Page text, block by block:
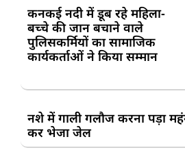
कनकई नदी में डूब रहे महिला-
बच्चे की जान बचाने वाले
पुलिसकर्मियों का सामाजिक
कार्यकर्ताओं ने किया सम्मान
नशे में गाली गलौज करना पड़ा
कर भेजा जेल